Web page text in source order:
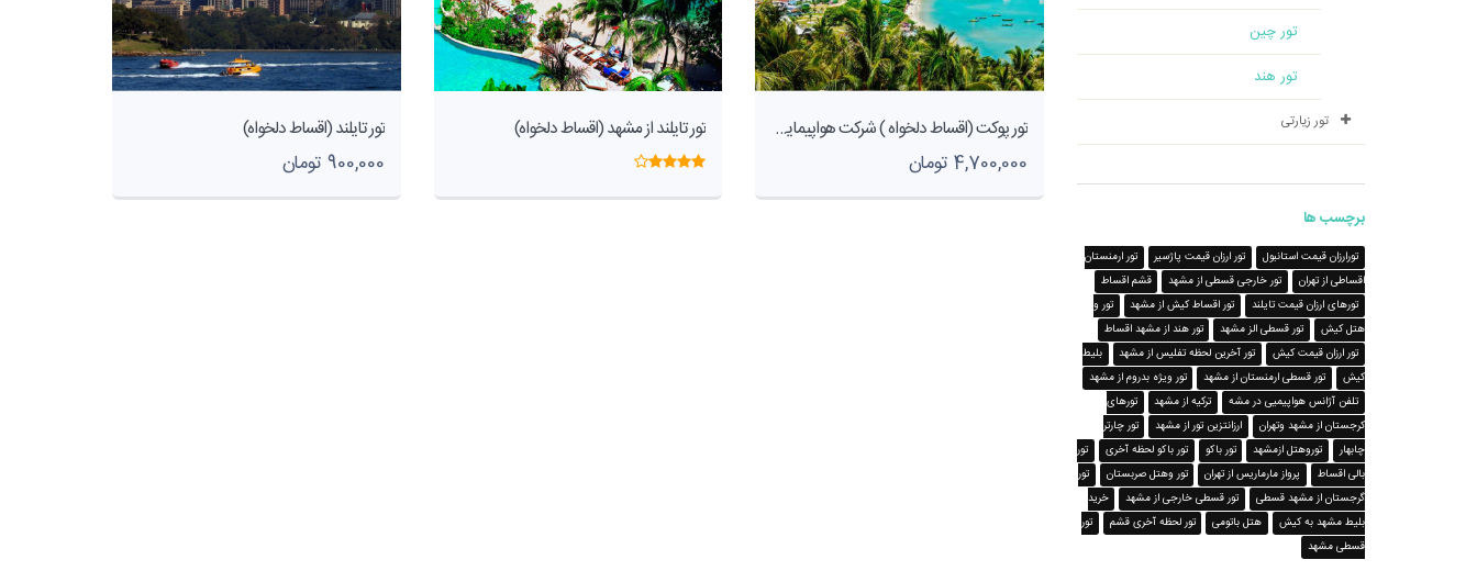
تور چین
تور هند
تور زیارتی
برچسب ها
تورارزان قیمت استانبول تور ارزان قیمت پاژسیر
تور ارمنستان
اقساطی از تهران
تور خارجی قسطی از مشهد
قشم اقساط
تورهای ارزان قیمت تایلند
تور اقساط کیش از مشهد
تور و
هتل کیش
تور قسطی الز مشهد
تور هند از مشهد اقساط
تور ارزان قیمت کیش
تور آخرین لحظه تفلیس از مشهد
بلیط
کیش
تور قسطی ارمنستان از مشهد
تور ویژه بدروم از مشهد
تلفن آژانس هواپیمیی در مشه
ترکیه از مشهد
تورهای
کرجستان از مشهد وتهران
ارزانتزین تور از مشهد
تور چارتر
چابهار
توروهتل ازمشهد تور باکو تور باکو لحظه آخری
تور
بالی اقساط
پرواز مارماریس از تهران تور وهتل صربستان
تور
گرجستان از مشهد قسطی
تور قسطی خارجی از مشهد
خرید
بلیط مشهد به کیش
هتل باتومی تور لحظه آخری قشم
تور
قسطی مشهد
تور پوکت (اقساط دلخواه ) شرکت هواپیمایی پاژسیر مجری تور های اقساطی
4,700,000 تومان
تور تایلند از مشهد (اقساط دلخواه) تور تایلند (اقساط دلخواه)
900,000 تومان